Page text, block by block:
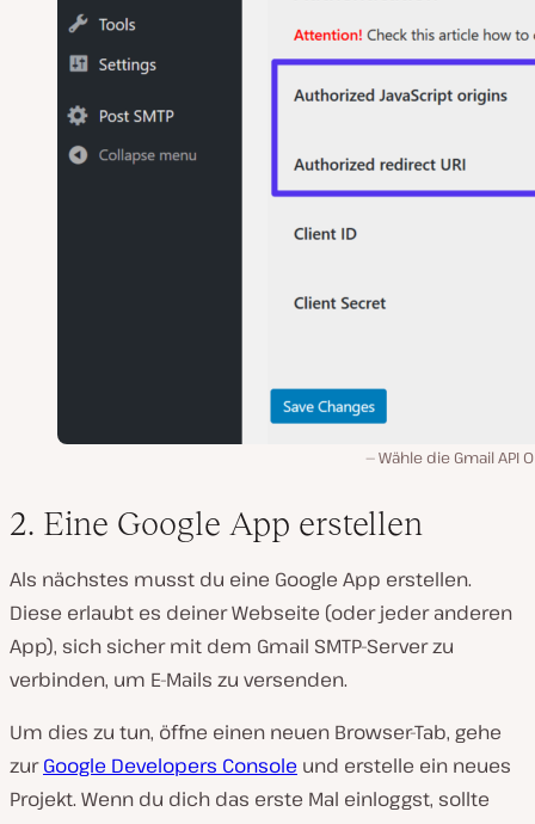
Wähle die Gmail API
2. Eine Google App erstellen
Als nächstes musst du eine Google App erstellen.
Diese erlaubt es deiner Webseite (oder jeder anderen
App), sich sicher mit dem Gmail SMTP-Server zu
verbinden, um E-Mails zu versenden.
Um dies zu tun, öffne einen neuen Browser-Tab, gehe
zurGoogle Developers Console und erstelle ein neues
Projekt. Wenn du dich das erste Mal einloggst, sollte